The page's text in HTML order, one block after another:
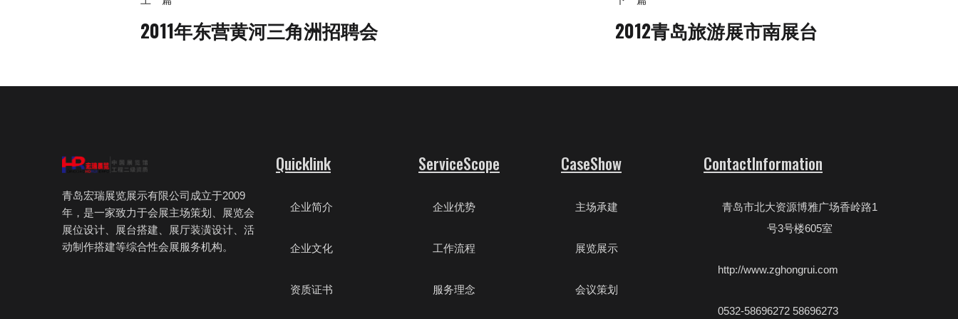
2011年东营黄河三角洲招聘会 2012青岛旅游展市南展台
青岛宏瑞展览展示有限公司成立于2009
年，是一家致力于会展主场策划、展览会
展位设计、展台搭建、展厅装潢设计、活
动制作搭建等综合性会展服务机构。
Quicklink
企业简介
企业文化
资质证书
ServiceScope
企业优势
工作流程
服务理念
CaseShow
主场承建
展览展示
会议策划
ContactInformation
青岛市北大资源博雅广场香岭路1
号3号楼605室
http://www.zghongrui.com
0532-58696272 58696273